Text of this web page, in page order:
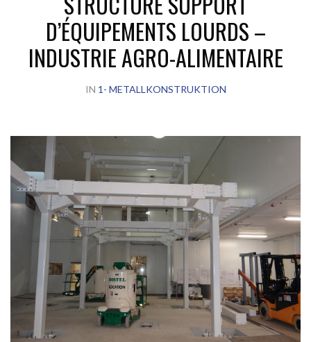
D’ÉQUIPEMENTS LOURDS –
INDUSTRIE AGRO-ALIMENTAIRE
IN 1- METALLKONSTRUKTION